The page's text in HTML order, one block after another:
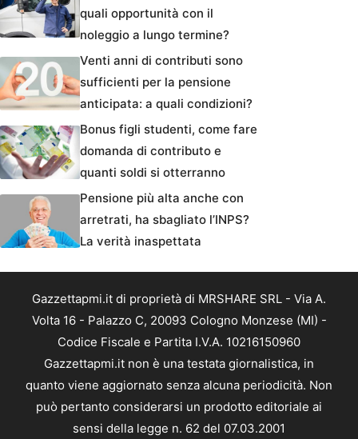
quali opportunità con il
noleggio a lungo termine?
Venti anni di contributi sono
sufficienti per la pensione
anticipata: a quali condizioni?
Bonus figli studenti, come fare
domanda di contributo e
quanti soldi si otterranno
Pensione più alta anche con
arretrati, ha sbagliato l’INPS?
La verità inaspettata
Gazzettapmi.it di proprietà di MRSHARE SRL - Via A.
Volta 16 - Palazzo C, 20093 Cologno Monzese (MI) -
Codice Fiscale e Partita I.V.A. 10216150960
Gazzettapmi.it non è una testata giornalistica, in
quanto viene aggiornato senza alcuna periodicità. Non
può pertanto considerarsi un prodotto editoriale ai
sensi della legge n. 62 del 07.03.2001